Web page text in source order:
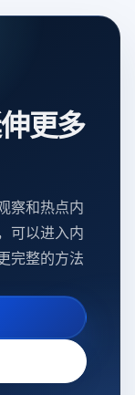
更多
察和热点内
可以进入内
完整的方法